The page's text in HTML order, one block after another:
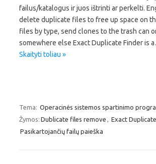
failus/katalogus ir juos ištrinti ar perkelti.
delete duplicate files to free up space on
files by type, send clones to the trash can
somewhere else Exact Duplicate Finder is
Skaityti toliau »
Tema: Operacinės sistemos spartinimo
Žymos: Dublicate files remove Exact
Pasikartojančių failų paieška